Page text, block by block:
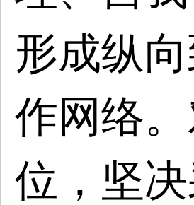
形成纵
作网络
位，坚